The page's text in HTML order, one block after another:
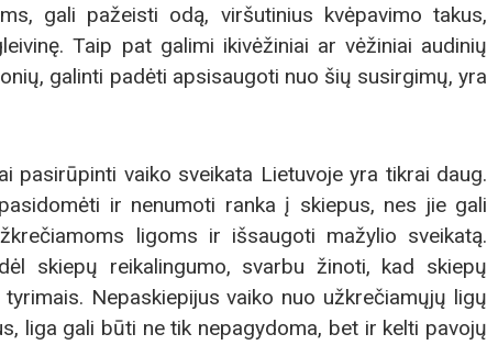
gali pažeisti odą, viršutinius kvėpavimo takus,
Taip pat galimi ikivėžiniai ar vėžiniai audinių
galinti padėti apsisaugoti nuo šių susirgimų, yra
pasirūpinti vaiko sveikata Lietuvoje yra tikrai daug.
ir nenumoti ranka į skiepus, nes jie gali
ligoms ir išsaugoti mažylio sveikatą.
skiepų reikalingumo, svarbu žinoti, kad skiepų
Nepaskiepijus vaiko nuo užkrečiamųjų ligų
liga gali būti ne tik nepagydoma, bet ir kelti pavojų